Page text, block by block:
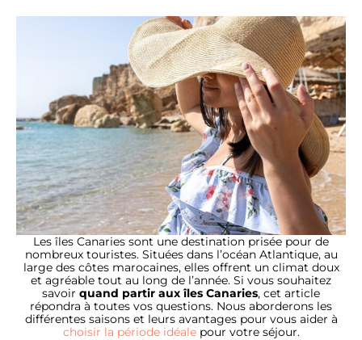
Les îles Canaries sont une destination prisée pour de
nombreux touristes. Situées dans l’océan Atlantique, au
large des côtes marocaines, elles offrent un climat doux
et agréable tout au long de l’année. Si vous souhaitez
savoir quand partir aux îles Canaries, cet article
répondra à toutes vos questions. Nous aborderons les
différentes saisons et leurs avantages pour vous aider à
choisir la période idéalepour votre séjour.